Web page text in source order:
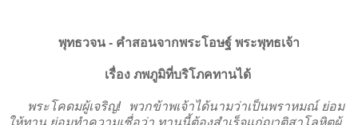
พุทธวจน - คําสอนจากพระโอษฐ์ พระพุทธเจ้า
เรื่อง ภพภูมิที่บริโภคทานได้
พระโคดมผู้เจริญ! พวกข้าพเจ้าได้นามว่าเป็นพราหมณ์ ย่อม
ให้ทาน ย่อมทำความเชื่อว่า ทานนี้ต้องสำเร็จแก่ญาติสาโลหิตผู้